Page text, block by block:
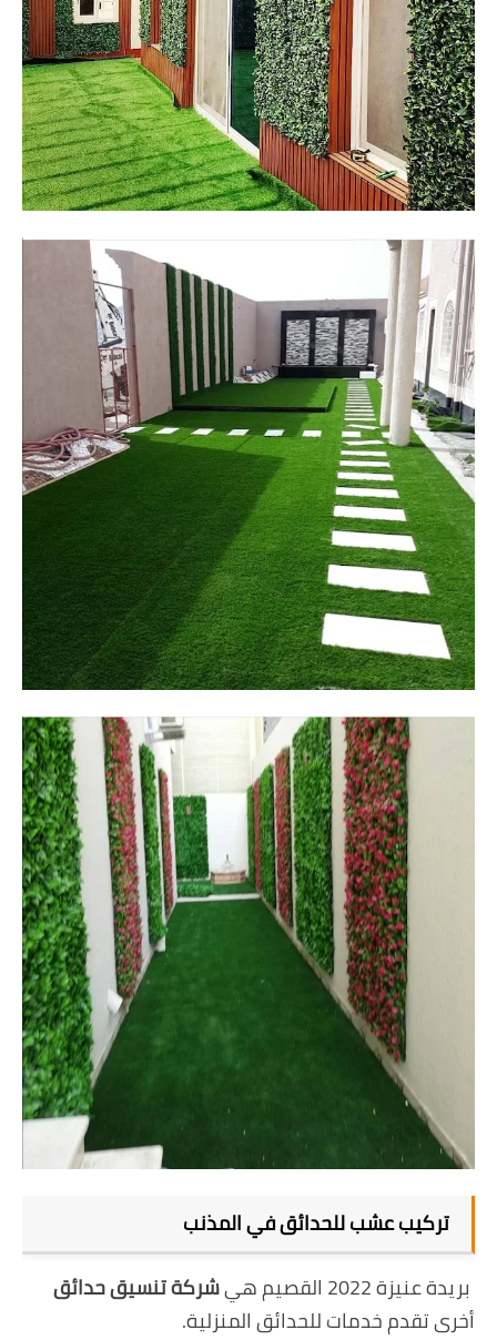
تركيب عشب للحدائق في المذنب
بريدة عنيزة 2022 القصيم هي
شركة تنسيق حدائق
أخرى تقدم خدمات للحدائق المنزلية.